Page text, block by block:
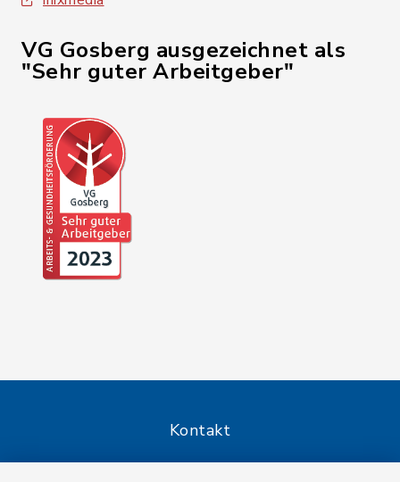
VG Gosberg ausgezeichnet als
"Sehr guter Arbeitgeber"
Kontakt